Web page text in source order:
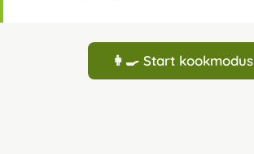
👩‍🍳 Start kookmodus